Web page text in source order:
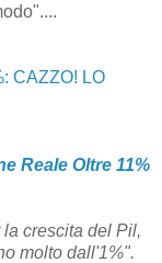
CAZZO! LO
Reale Oltre 11%
la crescita del Pil,
molto dall'1%".